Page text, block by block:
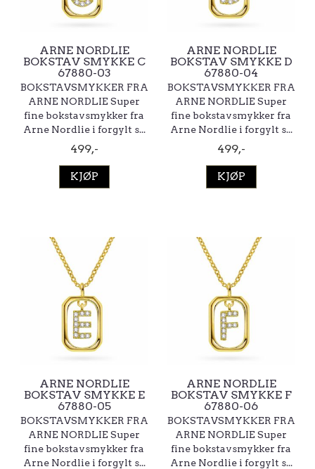
ARNE NORDLIE
BOKSTAV SMYKKE C
67880-03
BOKSTAVSMYKKER FRA
ARNE NORDLIE Super
fine bokstavsmykker fra
Arne Nordlie i forgylt s...
499,-
KJØP
ARNE NORDLIE
BOKSTAV SMYKKE D
67880-04
BOKSTAVSMYKKER FRA
ARNE NORDLIE Super
fine bokstavsmykker fra
Arne Nordlie i forgylt s...
499,-
KJØP
ARNE NORDLIE
BOKSTAV SMYKKE E
67880-05
BOKSTAVSMYKKER FRA
ARNE NORDLIE Super
fine bokstavsmykker fra
Arne Nordlie i forgylt s...
ARNE NORDLIE
BOKSTAV SMYKKE F
67880-06
BOKSTAVSMYKKER FRA
ARNE NORDLIE Super
fine bokstavsmykker fra
Arne Nordlie i forgylt s...